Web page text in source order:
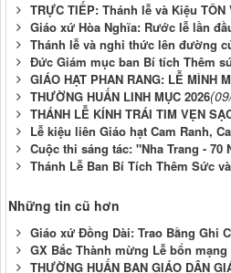
TRỰC TIẾP: Thánh lễ và Kiệu TÔN
Giáo xứ Hòa Nghĩa: Rước lễ lần
Thánh lễ và nghi thức lên đường
Đức Giám mục ban Bí tích Thêm
GIÁO HẠT PHAN RANG: LỄ MÌNH
THƯỜNG HUẤN LINH MỤC 2026
THÁNH LỄ KÍNH TRÁI TIM VẸN
Lễ kiệu liên Giáo hạt Cam Ranh,
Cuộc thi sáng tác: "Nha Trang - 70
Thánh Lễ Ban Bí Tích Thêm Sức
Những tin cũ hơn
Giáo xứ Đồng Dài: Trao Bằng Ghi
GX Bắc Thành mừng Lễ bổn
THƯỜNG HUẤN BAN GIÁO DÂN